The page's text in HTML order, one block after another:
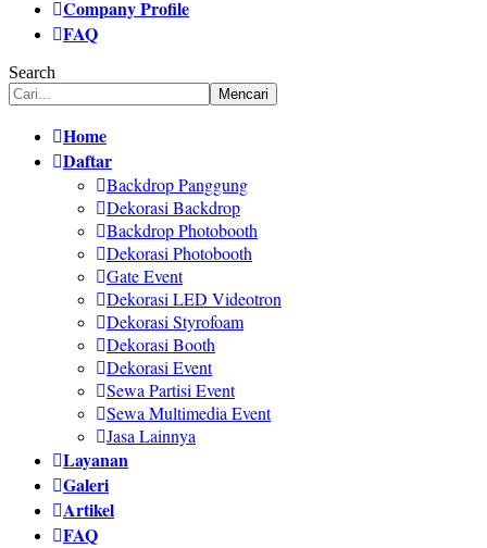
Company Profile
FAQ
Search
Home
Daftar
Backdrop Panggung
Dekorasi Backdrop
Backdrop Photobooth
Dekorasi Photobooth
Gate Event
Dekorasi LED Videotron
Dekorasi Styrofoam
Dekorasi Booth
Dekorasi Event
Sewa Partisi Event
Sewa Multimedia Event
Jasa Lainnya
Layanan
Galeri
Artikel
FAQ